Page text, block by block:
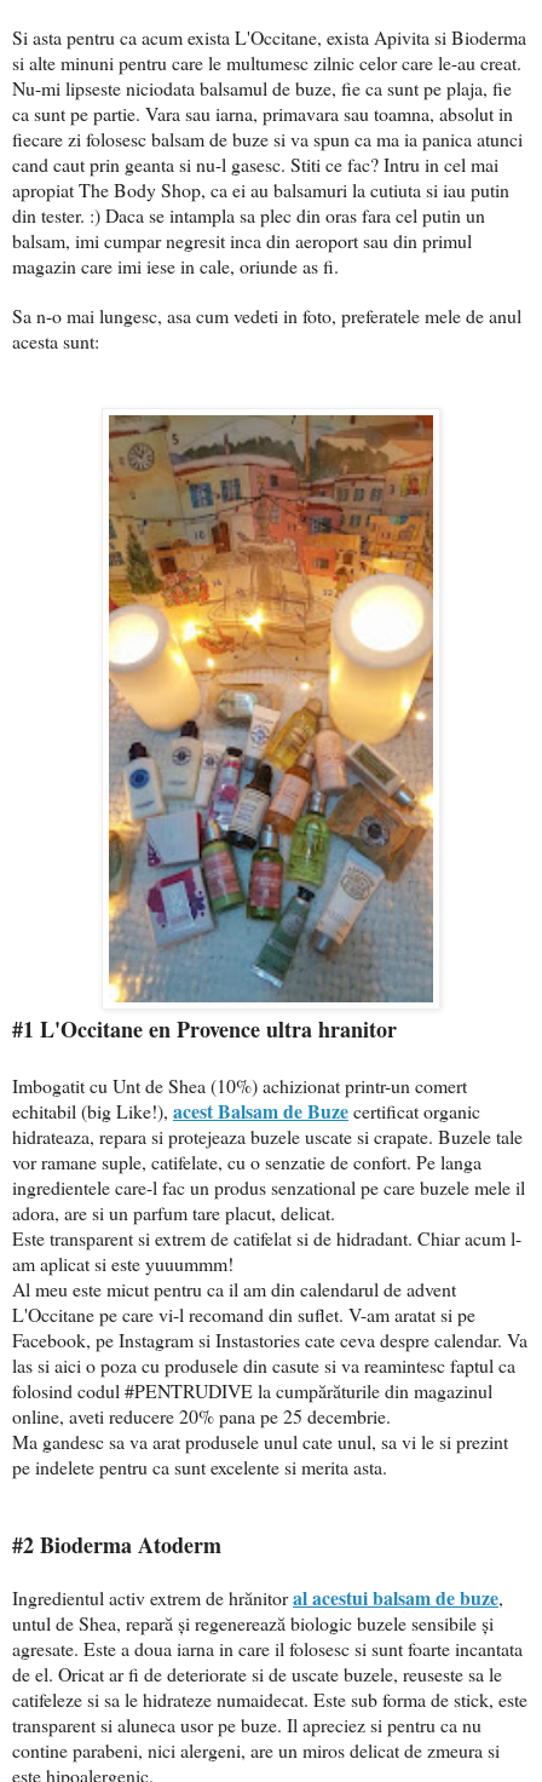
Si asta pentru ca acum exista L'Occitane, exista Apivita si Bioderma
si alte minuni pentru care le multumesc zilnic celor care le-au creat.
Nu-mi lipseste niciodata balsamul de buze, fie ca sunt pe plaja, fie
ca sunt pe partie. Vara sau iarna, primavara sau toamna, absolut in
fiecare zi folosesc balsam de buze si va spun ca ma ia panica atunci
cand caut prin geanta si nu-l gasesc. Stiti ce fac? Intru in cel mai
apropiat The Body Shop, ca ei au balsamuri la cutiuta si iau putin
din tester. :) Daca se intampla sa plec din oras fara cel putin un
balsam, imi cumpar negresit inca din aeroport sau din primul
magazin care imi iese in cale, oriunde as fi.
Sa n-o mai lungesc, asa cum vedeti in foto, preferatele mele de anul
acesta sunt:
#1 L'Occitane en Provence ultra hranitor
Imbogatit cu Unt de Shea (10%) achizionat printr-un comert
echitabil (big Like!), acest Balsam de Buzecertificat organic
hidrateaza, repara si protejeaza buzele uscate si crapate. Buzele tale
vor ramane suple, catifelate, cu o senzatie de confort. Pe langa
ingredientele care-l fac un produs senzational pe care buzele mele il
adora, are si un parfum tare placut, delicat.
Este transparent si extrem de catifelat si de hidradant. Chiar acum l-
am aplicat si este yuuummm!
Al meu este micut pentru ca il am din calendarul de advent
L'Occitane pe care vi-l recomand din suflet. V-am aratat si pe
Facebook, pe Instagram si Instastories cate ceva despre calendar. Va
las si aici o poza cu produsele din casute si va reamintesc faptul ca
folosind codul #PENTRUDIVE la cumpărăturile din magazinul
online, aveti reducere 20% pana pe 25 decembrie.
Ma gandesc sa va arat produsele unul cate unul, sa vi le si prezint
pe indelete pentru ca sunt excelente si merita asta.
#2 Bioderma Atoderm
Ingredientul activ extrem de hrănitoral acestui balsam de buze,
untul de Shea, repară și regenerează biologic buzele sensibile şi
agresate. Este a doua iarna in care il folosesc si sunt foarte incantata
de el. Oricat ar fi de deteriorate si de uscate buzele, reuseste sa le
catifeleze si sa le hidrateze numaidecat. Este sub forma de stick, este
transparent si aluneca usor pe buze. Il apreciez si pentru ca nu
contine parabeni, nici alergeni, are un miros delicat de zmeura si
este hipoalergenic.